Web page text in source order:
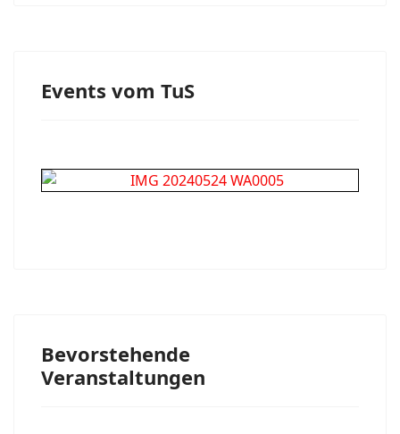
Events vom TuS
Bevorstehende
Veranstaltungen